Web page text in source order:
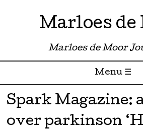
Marloes de
Marloes de Moor
Menu ☰
Skip to content
Spark Magazine:
over parkinson